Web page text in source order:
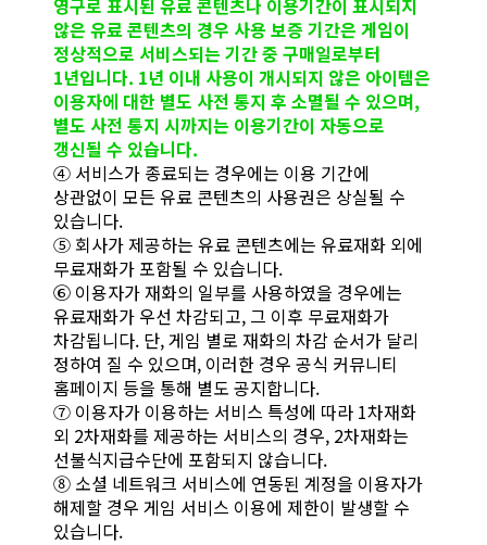
영구로 표시된 유료 콘텐츠나 이용기간이 표시되지
않은 유료 콘텐츠의 경우 사용 보증 기간은 게임이
정상적으로 서비스되는 기간 중 구매일로부터
1년입니다. 1년 이내 사용이 개시되지 않은 아이템은
이용자에 대한 별도 사전 통지 후 소멸될 수 있으며,
별도 사전 통지 시까지는 이용기간이 자동으로
갱신될 수 있습니다.
④ 서비스가 종료되는 경우에는 이용 기간에
상관없이 모든 유료 콘텐츠의 사용권은 상실될 수
있습니다.
⑤ 회사가 제공하는 유료 콘텐츠에는 유료재화 외에
무료재화가 포함될 수 있습니다.
⑥ 이용자가 재화의 일부를 사용하였을 경우에는
유료재화가 우선 차감되고, 그 이후 무료재화가
차감됩니다. 단, 게임 별로 재화의 차감 순서가 달리
정하여 질 수 있으며, 이러한 경우 공식 커뮤니티
홈페이지 등을 통해 별도 공지합니다.
⑦ 이용자가 이용하는 서비스 특성에 따라 1차재화
외 2차재화를 제공하는 서비스의 경우, 2차재화는
선불식지급수단에 포함되지 않습니다.
⑧ 소셜 네트워크 서비스에 연동된 계정을 이용자가
해제할 경우 게임 서비스 이용에 제한이 발생할 수
있습니다.